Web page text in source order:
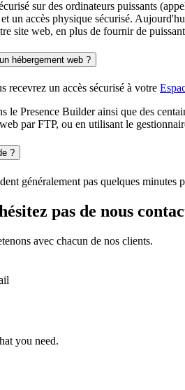
sur des ordinateurs puissants
un accès physique sécurisé.
site web, en plus de fournir de
hébergement web ?
recevrez un accès sécurisé à votre
le Presence Builder ainsi que des
par FTP, ou en utilisant le
?
généralement pas quelques
pas de nous
avec chacun de nos clients.
you need.